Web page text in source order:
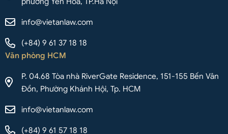
info@vietanlaw.com
(+84) 9 61 37 18 18
Văn phòng HCM
P. 04.68 Tòa nhà RiverGate Residence, 151-155 Bến Vân
Đồn, Phường Khánh Hội, Tp. HCM
info@vietanlaw.com
(+84) 9 61 57 18 18